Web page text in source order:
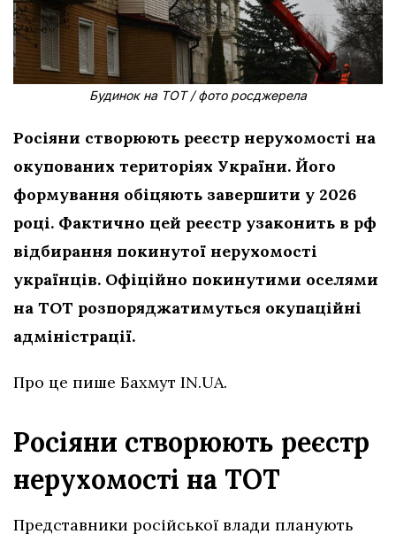
Будинок на ТОТ / фото росджерела
Росіяни створюють реєстр нерухомості на
окупованих територіях України. Його
формування обіцяють завершити у 2026
році. Фактично цей реєстр узаконить в рф
відбирання покинутої нерухомості
українців. Офіційно покинутими оселями
на ТОТ розпоряджатимуться окупаційні
адміністрації.
Про це пише Бахмут IN.UA.
Росіяни створюють реєстр
нерухомості на ТОТ
Представники російської влади планують